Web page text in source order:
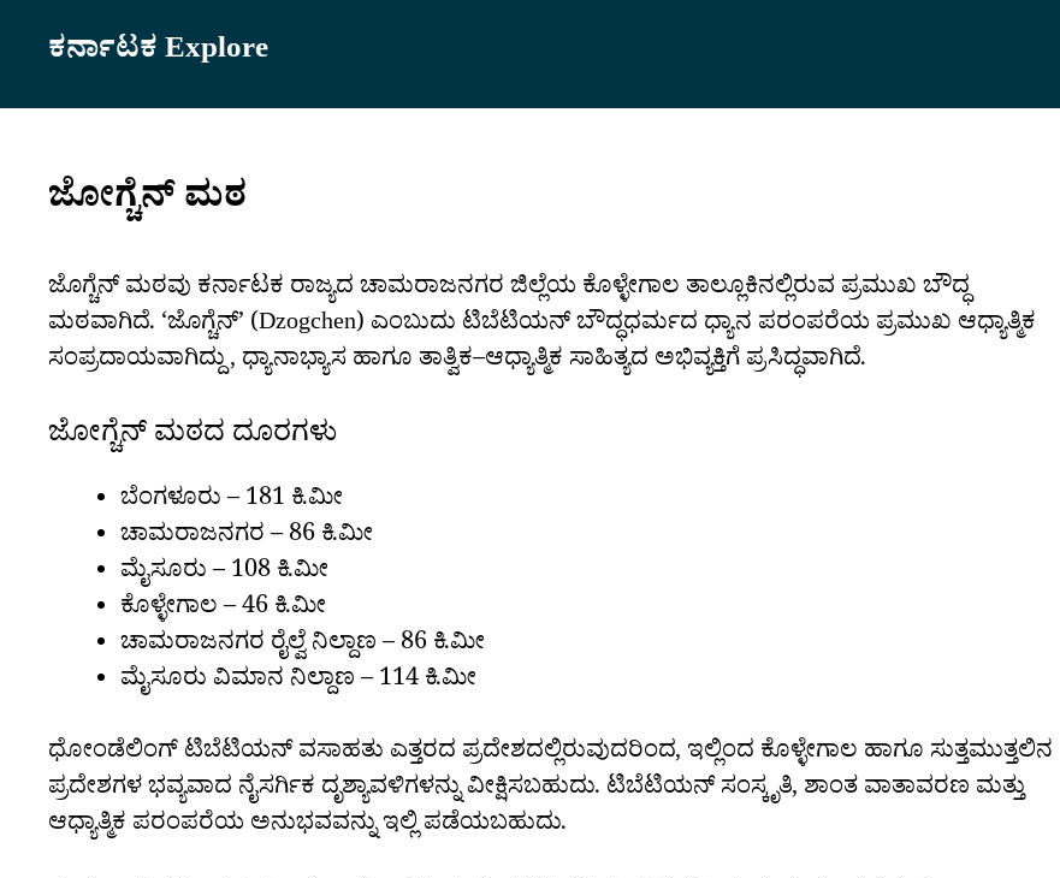
ಕರ್ನಾಟಕ Explore
ಜೋಗ್ಚೆನ್ ಮಠ
ಜೊಗ್ಚೆನ್ ಮಠವು ಕರ್ನಾಟಕ ರಾಜ್ಯದ ಚಾಮರಾಜನಗರ ಜಿಲ್ಲೆಯ ಕೊಳ್ಳೇಗಾಲ ತಾಲ್ಲೂಕಿನಲ್ಲಿರುವ ಪ್ರಮುಖ ಬೌದ್ಧ
ಮಠವಾಗಿದೆ. ‘ಜೊಗ್ಚೆನ್’ (Dzogchen) ಎಂಬುದು ಟಿಬೆಟಿಯನ್ ಬೌದ್ಧಧರ್ಮದ ಧ್ಯಾನ ಪರಂಪರೆಯ ಪ್ರಮುಖ ಆಧ್ಯಾತ್ಮಿಕ
ಸಂಪ್ರದಾಯವಾಗಿದ್ದು, ಧ್ಯಾನಾಭ್ಯಾಸ ಹಾಗೂ ತಾತ್ವಿಕ–ಆಧ್ಯಾತ್ಮಿಕ ಸಾಹಿತ್ಯದ ಅಭಿವ್ಯಕ್ತಿಗೆ ಪ್ರಸಿದ್ಧವಾಗಿದೆ.
ಜೋಗ್ಚೆನ್ ಮಠದ ದೂರಗಳು
ಬೆಂಗಳೂರು – 181 ಕಿ.ಮೀ
ಚಾಮರಾಜನಗರ – 86 ಕಿ.ಮೀ
ಮೈಸೂರು – 108 ಕಿ.ಮೀ
ಕೊಳ್ಳೇಗಾಲ – 46 ಕಿ.ಮೀ
ಚಾಮರಾಜನಗರ ರೈಲ್ವೆ ನಿಲ್ದಾಣ – 86 ಕಿ.ಮೀ
ಮೈಸೂರು ವಿಮಾನ ನಿಲ್ದಾಣ – 114 ಕಿ.ಮೀ
ಧೋಂಡೆಲಿಂಗ್ ಟಿಬೆಟಿಯನ್ ವಸಾಹತು ಎತ್ತರದ ಪ್ರದೇಶದಲ್ಲಿರುವುದರಿಂದ, ಇಲ್ಲಿಂದ ಕೊಳ್ಳೇಗಾಲ ಹಾಗೂ ಸುತ್ತಮುತ್ತಲಿನ
ಪ್ರದೇಶಗಳ ಭವ್ಯವಾದ ನೈಸರ್ಗಿಕ ದೃಶ್ಯಾವಳಿಗಳನ್ನು ವೀಕ್ಷಿಸಬಹುದು. ಟಿಬೆಟಿಯನ್ ಸಂಸ್ಕೃತಿ, ಶಾಂತ ವಾತಾವರಣ ಮತ್ತು
ಆಧ್ಯಾತ್ಮಿಕ ಪರಂಪರೆಯ ಅನುಭವವನ್ನು ಇಲ್ಲಿ ಪಡೆಯಬಹುದು.